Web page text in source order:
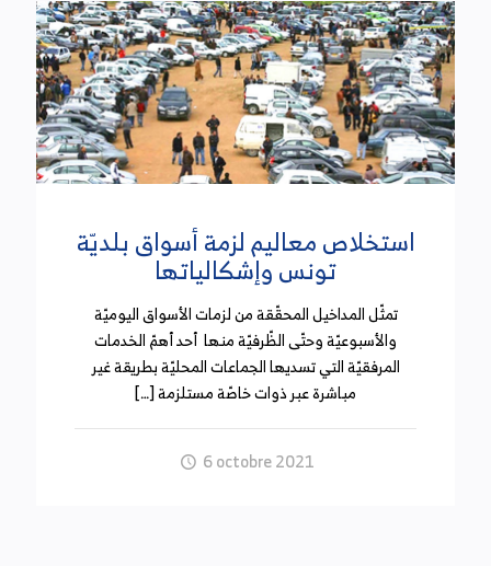
استخلاص معاليم لزمة أسواق بلديّة
تونس وإشكالياتها
تمثّل المداخيل المحقّقة من لزمات الأسواق اليوميّة
والأسبوعيّة وحتّى الظّرفيّة منها أحد أهمّ الخدمات
المرفقيّة التي تسديها الجماعات المحليّة بطريقة غير
مباشرة عبر ذوات خاصّة مستلزمة […]
6 octobre 2021